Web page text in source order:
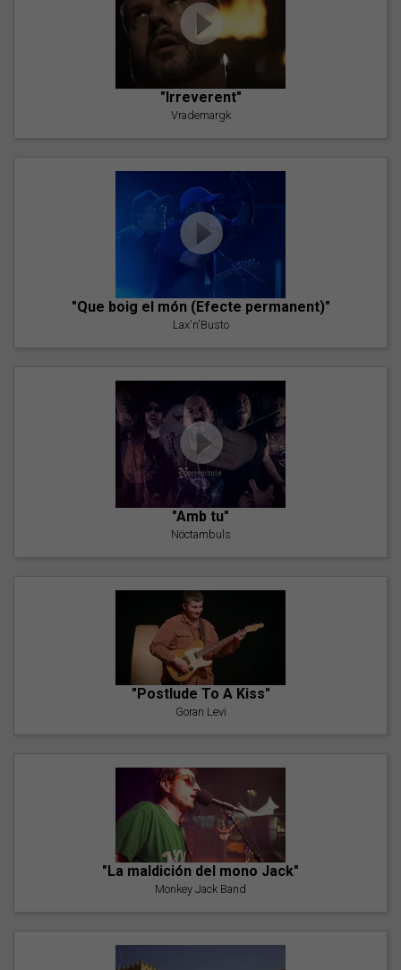
"Irreverent"
Vrademargk
"Que boig el món (Efecte permanent)"
Lax'n'Busto
"Amb tu"
Nöctambuls
"Postlude To A Kiss"
Goran Levi
"La maldición del mono Jack"
Monkey Jack Band